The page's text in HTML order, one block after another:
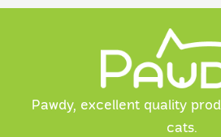
Pawdy, excellent quality
cats.